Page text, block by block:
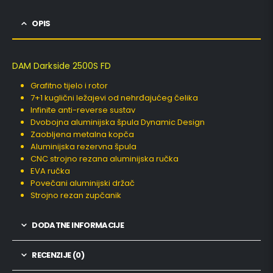
OPIS
DAM Darkside 2500S FD
Grafitno tijelo i rotor
7+1 kuglični ležajevi od nehrđajućeg čelika
Infinite anti-reverse sustav
Dvobojna aluminijska špula Dynamic Design
Zaobljena metalna kopča
Aluminijska rezervna špula
CNC strojno rezana aluminijska ručka
EVA ručka
Povečani aluminijski držač
Strojno rezan zupčanik
DODATNE INFORMACIJE
RECENZIJE (0)